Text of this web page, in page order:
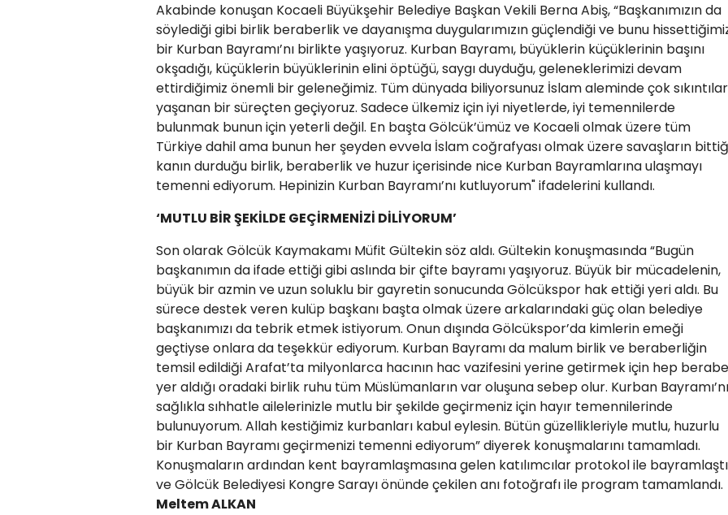
Akabinde konuşan Kocaeli Büyükşehir Belediye Başkan Vekili Berna Abiş, “Başkanımızın da
söylediği gibi birlik beraberlik ve dayanışma duygularımızın güçlendiği ve bunu
bir Kurban Bayramı’nı birlikte yaşıyoruz. Kurban Bayramı, büyüklerin küçüklerinin başını
okşadığı, küçüklerin büyüklerinin elini öptüğü, saygı duyduğu, geleneklerimizi devam
ettirdiğimiz önemli bir geleneğimiz. Tüm dünyada biliyorsunuz İslam aleminde çok sıkıntılar
yaşanan bir süreçten geçiyoruz. Sadece ülkemiz için iyi niyetlerde, iyi temennilerde
bulunmak bunun için yeterli değil. En başta Gölcük’ümüz ve Kocaeli olmak üzere tüm
Türkiye dahil ama bunun her şeyden evvela İslam coğrafyası olmak üzere savaşların
kanın durduğu birlik, beraberlik ve huzur içerisinde nice Kurban Bayramlarına ulaşmayı
temenni ediyorum. Hepinizin Kurban Bayramı’nı kutluyorum" ifadelerini kullandı.
‘MUTLU BİR ŞEKİLDE GEÇİRMENİZİ DİLİYORUM’
Son olarak Gölcük Kaymakamı Müfit Gültekin söz aldı. Gültekin konuşmasında “Bugün
başkanımın da ifade ettiği gibi aslında bir çifte bayramı yaşıyoruz. Büyük bir mücadelenin,
büyük bir azmin ve uzun soluklu bir gayretin sonucunda Gölcükspor hak ettiği yeri aldı. Bu
sürece destek veren kulüp başkanı başta olmak üzere arkalarındaki güç olan belediye
başkanımızı da tebrik etmek istiyorum. Onun dışında Gölcükspor’da kimlerin emeği
geçtiyse onlara da teşekkür ediyorum. Kurban Bayramı da malum birlik ve beraberliğin
temsil edildiği Arafat’ta milyonlarca hacının hac vazifesini yerine getirmek için hep
yer aldığı oradaki birlik ruhu tüm Müslümanların var oluşuna sebep olur. Kurban Bayramı’nı
sağlıkla sıhhatle ailelerinizle mutlu bir şekilde geçirmeniz için hayır temennilerinde
bulunuyorum. Allah kestiğimiz kurbanları kabul eylesin. Bütün güzellikleriyle mutlu, huzurlu
bir Kurban Bayramı geçirmenizi temenni ediyorum” diyerek konuşmalarını tamamladı.
Konuşmaların ardından kent bayramlaşmasına gelen katılımcılar protokol ile bayramlaştı
ve Gölcük Belediyesi Kongre Sarayı önünde çekilen anı fotoğrafı ile program tamamlandı.
Meltem ALKAN